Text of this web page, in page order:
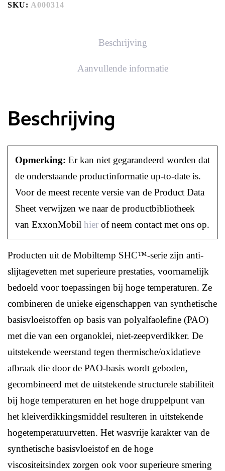
SKU: A000314
Beschrijving
Aanvullende informatie
Beschrijving
Opmerking: Er kan niet gegarandeerd worden dat
de onderstaande productinformatie up-to-date is.
Voor de meest recente versie van de Product Data
Sheet verwijzen we naar de productbibliotheek
van ExxonMobil hier of neem contact met ons op.
Producten uit de Mobiltemp SHC™-serie zijn anti-
slijtagevetten met superieure prestaties, voornamelijk
bedoeld voor toepassingen bij hoge temperaturen. Ze
combineren de unieke eigenschappen van synthetische
basisvloeistoffen op basis van polyalfaolefine (PAO)
met die van een organoklei, niet-zeepverdikker. De
uitstekende weerstand tegen thermische/oxidatieve
afbraak die door de PAO-basis wordt geboden,
gecombineerd met de uitstekende structurele stabiliteit
bij hoge temperaturen en het hoge druppelpunt van
het kleiverdikkingsmiddel resulteren in uitstekende
hogetemperatuurvetten. Het wasvrije karakter van de
synthetische basisvloeistof en de hoge
viscositeitsindex zorgen ook voor superieure smering